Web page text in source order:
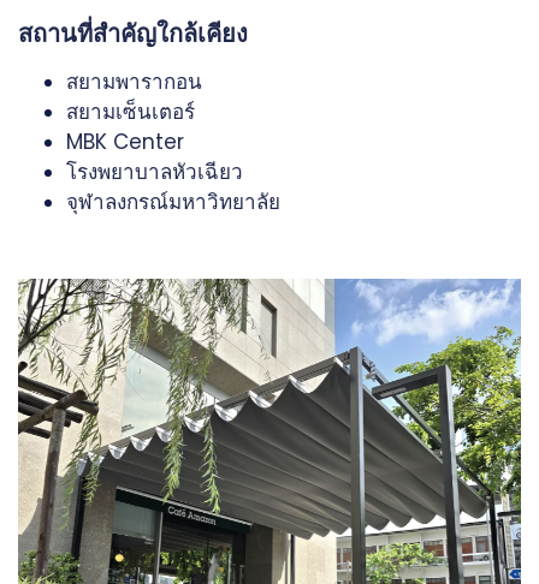
สถานที่สำคัญใกล้เคียง
สยามพารากอน
สยามเซ็นเตอร์
MBK Center
โรงพยาบาลหัวเฉียว
จุฬาลงกรณ์มหาวิทยาลัย